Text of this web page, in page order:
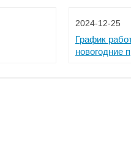
2024-12-25
График
новогодние